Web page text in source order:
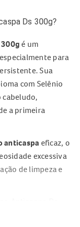
Ds 300g?
é um
para
Sua
com Selênio
cabeludo,
a primeira
anticaspa eficaz, o
excessiva
de limpeza e